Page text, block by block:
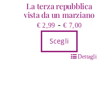
La terza repubblica
vista da un marziano
€ 2,99 - € 7,00Fascia
da
Scegli
Dettagli